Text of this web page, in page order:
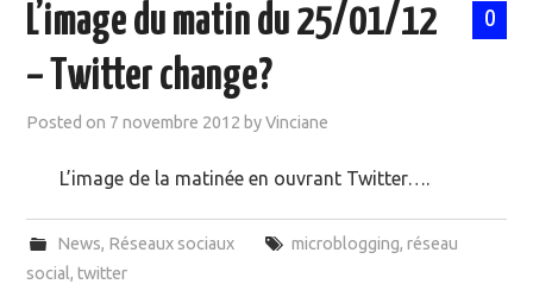
DOCUMENTS
MOOC SUIVIS
EVÉNEMENTS
DANS LA PRESSE
0
L’image du matin du 25/01/12
– Twitter change?
Posted on 7 novembre 2012 byVinciane
L’image de la matinée en ouvrant Twitter….
News, Réseaux sociaux microblogging, réseau
social, twitter